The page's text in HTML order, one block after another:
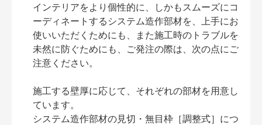
インテリアをより個性的に、しかもスムーズにコ
ーディネートするシステム造作部材を、上手にお
使いいただくためにも、また施工時のトラブルを
未然に防ぐためにも、ご発注の際は、次の点にご
注意ください。
施工する壁厚に応じて、それぞれの部材を用意し
ています。
システム造作部材の見切・無目枠［調整式］につ